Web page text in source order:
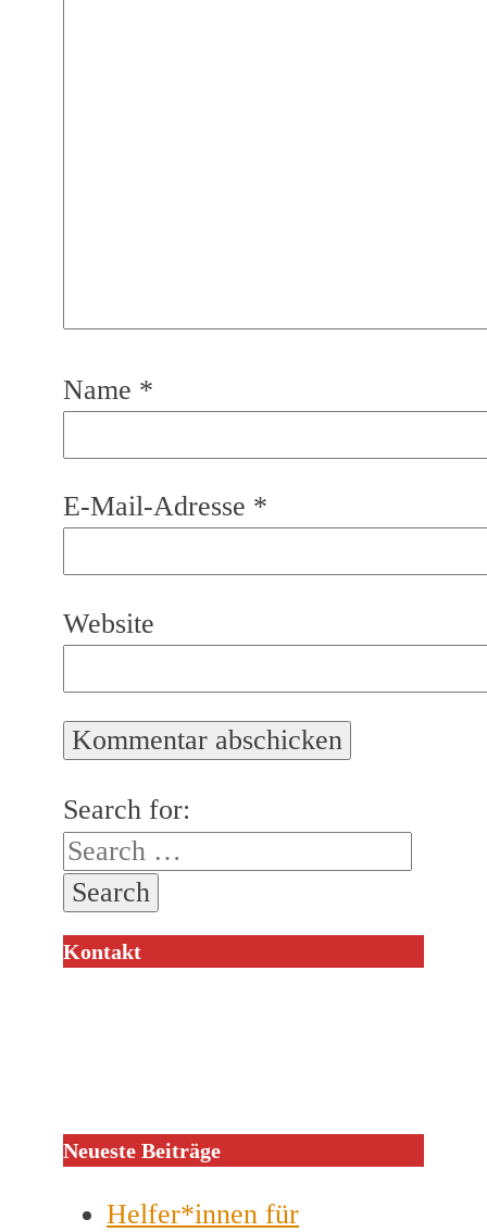
Name *
E-Mail-Adresse *
Website
Search for:
Kontakt
Neueste Beiträge
Helfer*innen für